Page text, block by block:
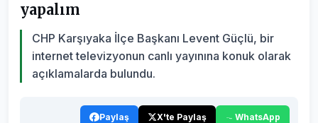
yapalım
CHP Karşıyaka İlçe Başkanı Levent Güçlü, bir
internet televizyonun canlı yayınına konuk olarak
açıklamalarda bulundu.
Paylaş X'te Paylaş WhatsApp